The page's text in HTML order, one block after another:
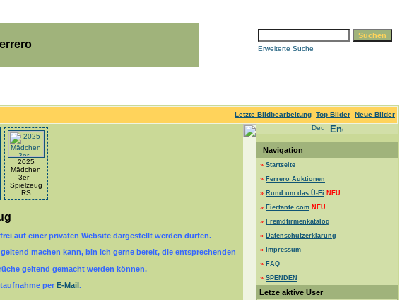
Erweiterte Suche
Letzte Bildbearbeitung Top Bilder Neue Bilder
2025
Mädchen
3er -
Spielzeug
RS
auf einer privaten Website dargestellt werden dürfen.
machen kann, bin ich gerne bereit, die entsprechenden
geltend gemacht werden können.
per E-Mail.
Navigation
» Startseite
» Ferrero Auktionen
» Rund um das Ü-Ei NEU
» Eiertante.com NEU
» Fremdfirmenkatalog
» Datenschutzerklärung
» Impressum
» FAQ
» SPENDEN
Letze aktive User